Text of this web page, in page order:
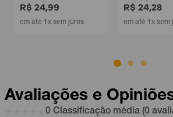
R$ 24,99
em até 1x sem juros
R$ 24,28
em até 1x sem
Avaliações e
0 Classificação média (0